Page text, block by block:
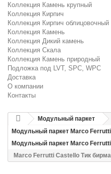
Коллекция Камень крупный
Коллекция Кирпич
Коллекция Кирпич облицовочный
Коллекция Камень
Коллекция Дикий камень
Коллекция Скала
Коллекция Камень природный
Подложка под LVT, SPC, WPC
Доставка
О компании
Контакты
Модульный паркет
Модульный паркет Marco Ferrutti
Модульный паркет Marco
Marco Ferrutti Castello Тик